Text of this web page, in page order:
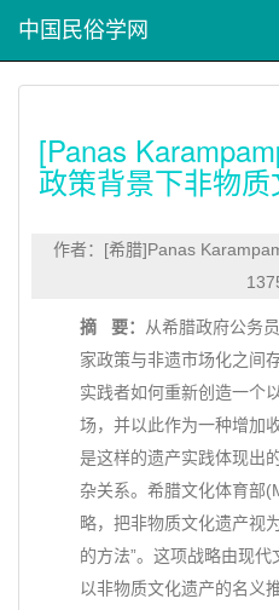
中国民俗学网
[Panas
政策背景下非物
作者：[希腊]Panas
摘 要：
从希腊政府公务
家政策与非遗市场化之间
实践者如何重新创造一个
场，并以此作为一种增加
是这样的遗产实践体现出
杂关系。希腊文化体育部
略，把非物质文化遗产视
的方法”。这项战略由现代
以非物质文化遗产的名义